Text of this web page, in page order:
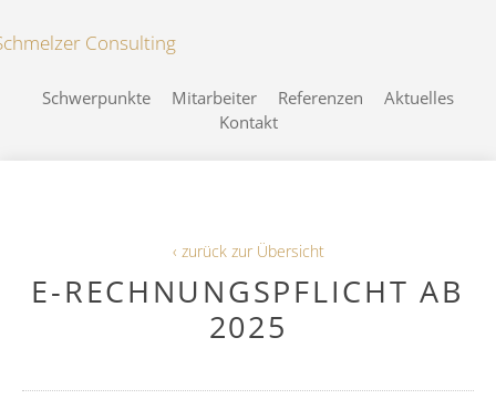
Schwerpunkte Mitarbeiter Referenzen
Aktuelles
Kontakt
‹ zurück zur Übersicht
E-RECHNUNGSPFLICHT AB
2025